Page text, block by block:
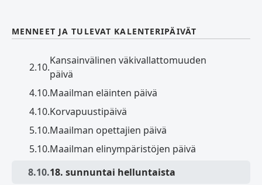
MENNEET JA TULEVAT KALENTERIPÄIVÄT
2.10.
Kansainvälinen väkivallattomuuden
päivä
4.10.Maailman eläinten päivä
4.10.Korvapuustipäivä
5.10.Maailman opettajien päivä
5.10.Maailman elinympäristöjen päivä
8.10.18. sunnuntai helluntaista